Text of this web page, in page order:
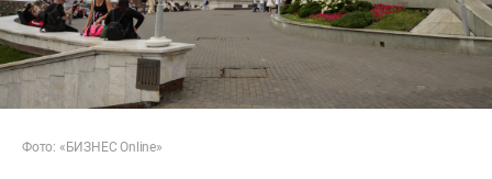
Фото: «БИЗНЕС Online»